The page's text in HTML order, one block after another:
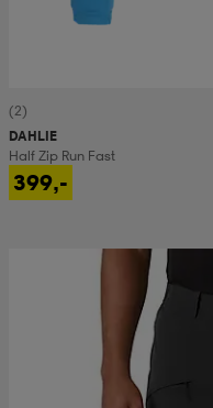
(2)
DAHLIE
Half Zip Run Fast
399,-